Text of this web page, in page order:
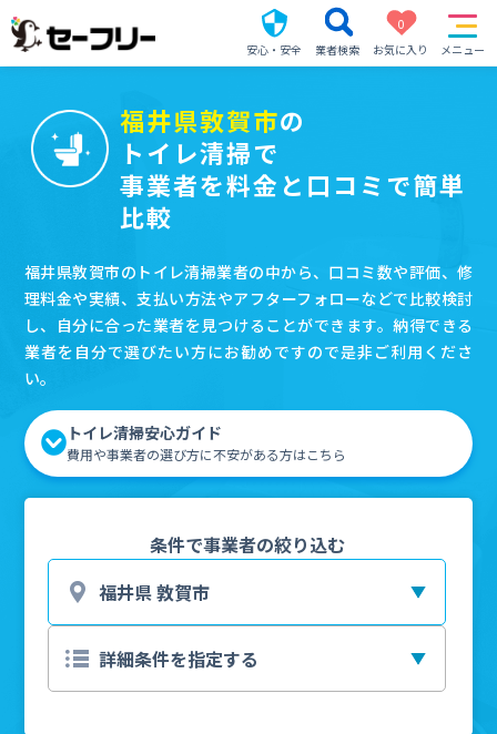
安心・安全 業者検索
0
お気に入り
メニュー
福井県敦賀市の
トイレ清掃で
事業者を料金と口コミで簡単
比較
福井県敦賀市のトイレ清掃業者の中から、口コミ数や評価、修
理料金や実績、支払い方法やアフターフォローなどで比較検討
し、自分に合った業者を見つけることができます。納得できる
業者を自分で選びたい方にお勧めですので是非ご利用くださ
い。
トイレ清掃安心ガイド
費用や事業者の選び方に不安がある方はこちら
条件で事業者の絞り込む